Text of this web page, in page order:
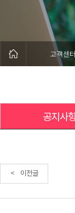
고객센터
공지사
< 이전글